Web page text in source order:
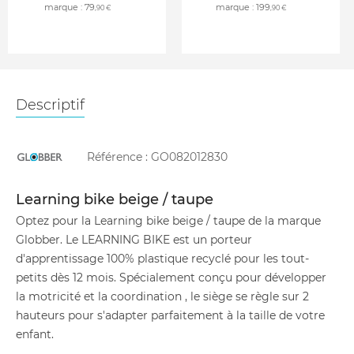
marque : 79,90 €
marque : 199,90 €
Descriptif
Référence : GO082012830
Learning bike beige / taupe
Optez pour la Learning bike beige / taupe de la marque
Globber. Le LEARNING BIKE est un porteur
d'apprentissage 100% plastique recyclé pour les tout-
petits dès 12 mois. Spécialement conçu pour développer
la motricité et la coordination , le siège se règle sur 2
hauteurs pour s'adapter parfaitement à la taille de votre
enfant.